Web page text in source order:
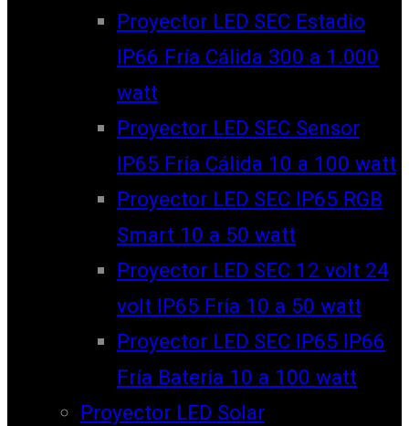
Proyector LED SEC Estadio
IP66 Fría Cálida 300 a 1.000
watt
Proyector LED SEC Sensor
IP65 Fría Cálida 10 a 100 watt
Proyector LED SEC IP65 RGB
Smart 10 a 50 watt
Proyector LED SEC 12 volt 24
volt IP65 Fría 10 a 50 watt
Proyector LED SEC IP65 IP66
Fría Batería 10 a 100 watt
Proyector LED Solar